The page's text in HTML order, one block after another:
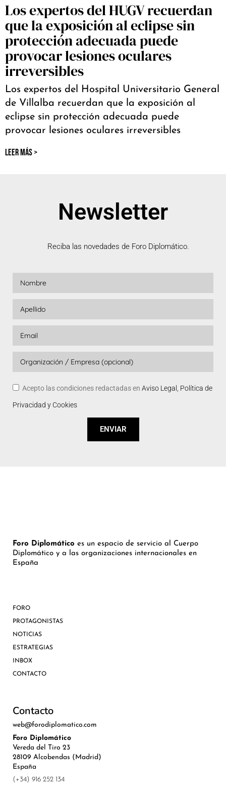
Los expertos del HUGV recuerdan
que la exposición al eclipse sin
protección adecuada puede
provocar lesiones oculares
irreversibles
Los expertos del Hospital Universitario General
de Villalba recuerdan que la exposición al
eclipse sin protección adecuada puede
provocar lesiones oculares irreversibles
LEER MÁS >
Newsletter
Reciba las novedades de Foro Diplomático.
Acepto las condiciones redactadas en Aviso Legal, Política de
Privacidad y Cookies
ENVIAR
Foro Diplomático es un espacio de servicio al Cuerpo
Diplomático y a las organizaciones internacionales en
España
FORO
PROTAGONISTAS
NOTICIAS
ESTRATEGIAS
INBOX
CONTACTO
Contacto
web@forodiplomatico.com
Foro Diplomático
Vereda del Tiro 23
28109 Alcobendas (Madrid)
España
(+34) 916 252 134